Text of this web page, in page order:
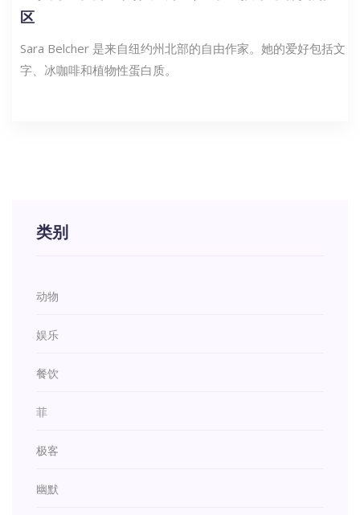
区
Sara Belcher 是来自纽约州北部的自由作家。她的爱好包括文
字、冰咖啡和植物性蛋白质。
类别
动物
娱乐
餐饮
菲
极客
幽默